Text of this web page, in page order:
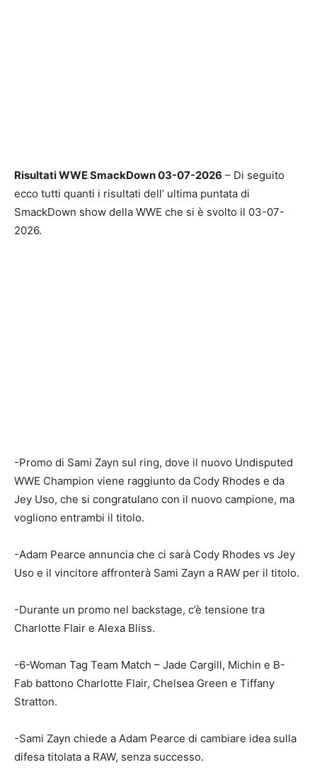
Risultati WWE SmackDown 03-07-2026 – Di seguito
ecco tutti quanti i risultati dell’ ultima puntata di
SmackDown show della WWE che si è svolto il 03-07-
2026.
-Promo di Sami Zayn sul ring, dove il nuovo Undisputed
WWE Champion viene raggiunto da Cody Rhodes e da
Jey Uso, che si congratulano con il nuovo campione, ma
vogliono entrambi il titolo.
-Adam Pearce annuncia che ci sarà Cody Rhodes vs Jey
Uso e il vincitore affronterà Sami Zayn a RAW per il titolo.
-Durante un promo nel backstage, c’è tensione tra
Charlotte Flair e Alexa Bliss.
-6-Woman Tag Team Match – Jade Cargill, Michin e B-
Fab battono Charlotte Flair, Chelsea Green e Tiffany
Stratton.
-Sami Zayn chiede a Adam Pearce di cambiare idea sulla
difesa titolata a RAW, senza successo.